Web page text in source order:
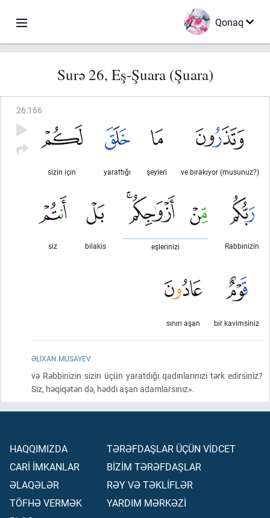
Qonaq
Surə 26, Eş-Şuara (Şuara)
26:166
ve bırakıyor (musunuz?)
şeyleri
yarattığı
sizin için
Rabbinizin
eşlerinizi
bilakis
siz
bir kavimsiniz
sınırı aşan
ƏLIXAN MUSAYEV
və Rəbbinizin sizin üçün yaratdığı qadınlarınızı tərk edirsiniz?
Siz, həqiqətən də, həddi aşan adamlarsınız».
HAQQIMIZDA
CARİ İMKANLAR
ƏLAQƏLƏR
TÖFHƏ VERMƏK
TƏRƏFDAŞLAR ÜÇÜN VİDCET
BİZİM TƏRƏFDAŞLAR
RƏY VƏ TƏKLİFLƏR
YARDIM MƏRKƏZİ